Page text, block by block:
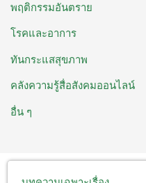
พฤติกรรมอันตราย
โรคและอาการ
ทันกระแสสุขภาพ
คลังความรู้สื่อสังคมออนไลน์
อื่น ๆ